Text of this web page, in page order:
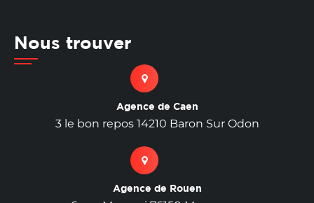
Nous trouver
Agence de Caen
3 le bon repos 14210 Baron Sur Odon
Agence de Rouen